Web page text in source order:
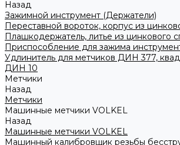
Назад
Зажимной инструмент (Держатели)
Переставной вороток, корпус из
Плашкодержатель, литье из цинкового
Приспособление для зажима
Удлинитель для метчиков ДИН 377,
ДИН 10
Метчики
Назад
Метчики
Машинные метчики VOLKEL
Назад
Машинные метчики VOLKEL
Машинный калибровщик резьбы